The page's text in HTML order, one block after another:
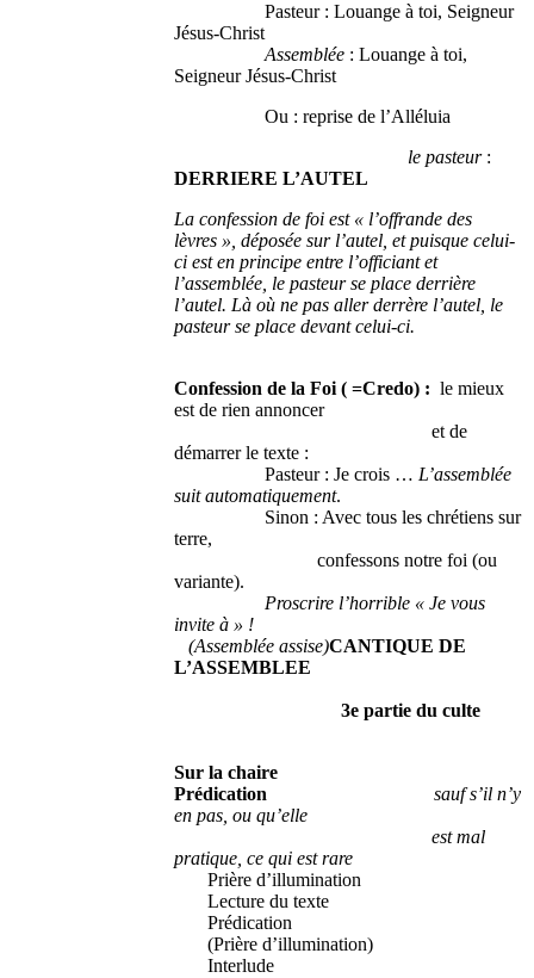
Pasteur : Louange à toi, Seigneur
Jésus-Christ
Assemblée : Louange à toi,
Seigneur Jésus-Christ
Ou : reprise de l’Alléluia
le pasteur:
DERRIERE L’AUTEL
La confession de foi est « l’offrande des
lèvres », déposée sur l’autel, et puisque celui-
ci est en principe entre l’officiant et
l’assemblée, le pasteur se place derrière
l’autel. Là où ne pas aller derrère l’autel, le
pasteur se place devant celui-ci.
Confession de la Foi ( =Credo) : le mieux
est de rien annoncer
et de
démarrer le texte :
Pasteur : Je crois … L’assemblée
suit automatiquement.
Sinon : Avec tous les chrétiens sur
terre,
confessons notre foi (ou
variante).
Proscrire l’horrible « Je vous
invite à » !
(Assemblée assise)CANTIQUE DE
L’ASSEMBLEE
3e partie du culte
Sur la chaire
Prédication
sauf s’il n’y
en pas, ou qu’elle
est mal
pratique, ce qui est rare
Prière d’illumination
Lecture du texte
Prédication
(Prière d’illumination)
Interlude